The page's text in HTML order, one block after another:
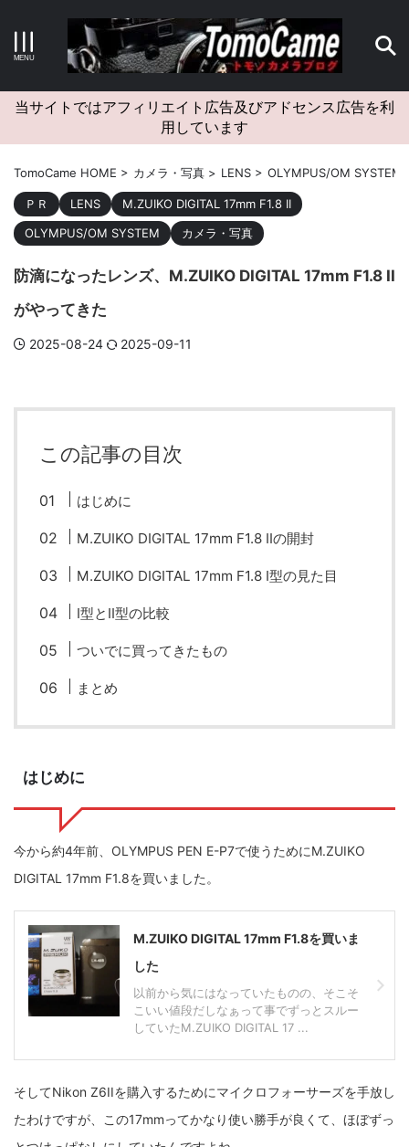
キーワードで検索する
カテゴリー
アーカイブ
タグクラウド
iPhone K-1 Leica
LUMIX GF9 LUMIX L10
M(Typ240) minolta MX nikki Nikon
OLYMPUS om-1 II OM-3 om-5 II omsystem
osmo osmo action3
PEN E-P7 PENTAX photo
psobb ricoh
X100F
Z6II
ZV-1 II α1 II α7CR α6700 フィルムカメラ
ライカM10-R ライカX2 ローライ35
ローライコード 原神
当サイトではアフィリエイト広告及びアドセンス広告を利
用しています
TomoCame HOME > カメラ・写真 > LENS > OLYMPUS/OM SYSTEM
ＰＲ LENS
M.ZUIKO DIGITAL 17mm F1.8 II
OLYMPUS/OM SYSTEM
カメラ・写真
防滴になったレンズ、M.ZUIKO DIGITAL 17mm F1.8 II
がやってきた
2025-08-24 2025-09-11
この記事の目次
はじめに
M.ZUIKO DIGITAL 17mm F1.8 IIの開封
M.ZUIKO DIGITAL 17mm F1.8 I型の見た目
I型とII型の比較
ついでに買ってきたもの
まとめ
はじめに
今から約4年前、OLYMPUS PEN E-P7で使うためにM.ZUIKO
DIGITAL 17mm F1.8を買いました。
M.ZUIKO DIGITAL 17mm F1.8を買いま
した
以前から気にはなっていたものの、そこそ
こいい値段だしなぁって事でずっとスルー
していたM.ZUIKO DIGITAL 17 ...
そしてNikon Z6IIを購入するためにマイクロフォーサーズを手放し
たわけですが、この17mmってかなり使い勝手が良くて、ほぼずっ